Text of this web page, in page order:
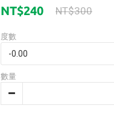
NT$240 NT$300
度數
數量